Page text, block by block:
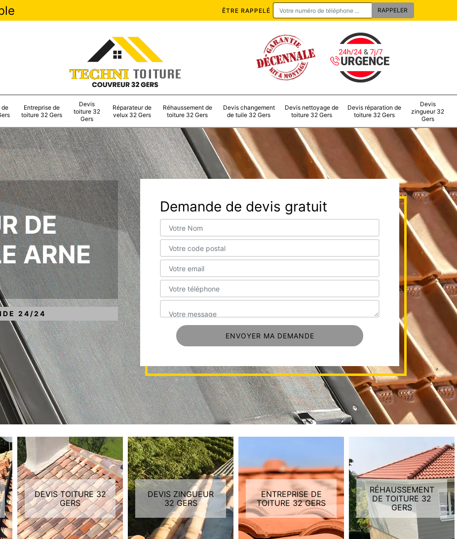
ÊTRE RAPPELÉ
de
Entreprise de
toiture 32 Gers
Devis
toiture 32
Gers
Réparateur de
velux 32 Gers
Réhaussement de
toiture 32 Gers
Devis changement
de tuile 32 Gers
Devis nettoyage de
toiture 32 Gers
Devis réparation de
toiture 32 Gers
Devis
zingueur 32
Gers
DE
ARNE
24/24
Demande de devis gratuit
DEVIS TOITURE 32
GERS
DEVIS ZINGUEUR
32 GERS
ENTREPRISE DE
TOITURE 32 GERS
RÉHAUSSEMENT
DE TOITURE 32
GERS